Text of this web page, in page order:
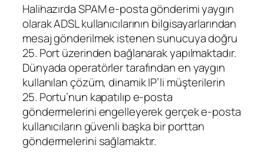
Halihazırda SPAM e-posta gönderimi yaygın
olarak ADSL kullanıcılarının bilgisayarlarından
mesaj gönderilmek istenen sunucuya doğru
25. Port üzerinden bağlanarak yapılmaktadır.
Dünyada operatörler tarafından en yaygın
kullanılan çözüm, dinamik IP’li müşterilerin
25. Portu’nun kapatılıp e-posta
göndermelerini engelleyerek gerçek e-posta
kullanıcıların güvenli başka bir porttan
göndermelerini sağlamaktır.